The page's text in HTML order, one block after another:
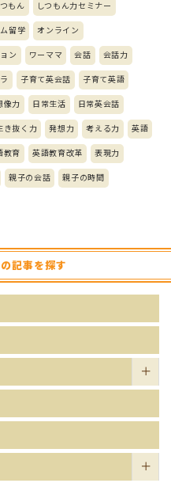
つもん しつもん力セミナー
留学 オンライン
ン ワーママ 会話 会話力
子育て英会話 子育て英語
像力 日常生活 日常英会話
き抜く力 発想力 考える力 英語
教育 英語教育改革 表現力
親子の会話 親子の時間
記事を探す